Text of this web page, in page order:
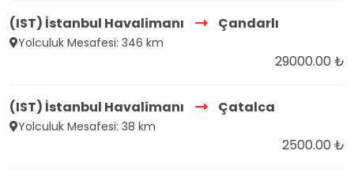
(IST) İstanbul Havalimanı Çandarlı
Yolculuk Mesafesi: 346 km
29000.00 ₺
(IST) İstanbul Havalimanı Çatalca
Yolculuk Mesafesi: 38 km
2500.00 ₺